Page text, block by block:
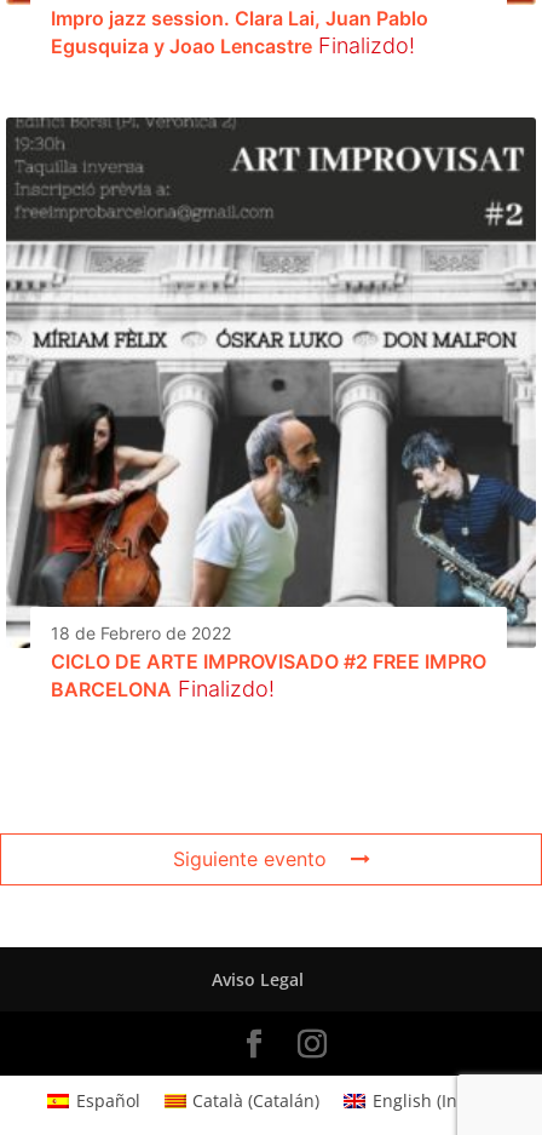
Impro jazz session. Clara Lai, Juan Pablo
Egusquiza y Joao Lencastre Finalizdo!
18 de Febrero de 2022
CICLO DE ARTE IMPROVISADO #2 FREE IMPRO
BARCELONA Finalizdo!
Siguiente evento
Aviso Legal
Español Català (Catalán) English (Inglés